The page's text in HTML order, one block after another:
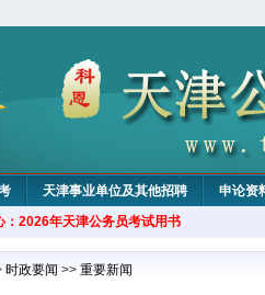
天津事业单位及其他招聘 申论资
：2026年天津公务员考试用书
时政要闻 >> 重要新闻